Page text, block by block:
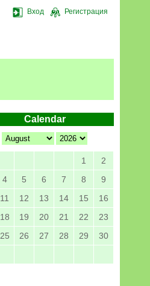
Вход Регистрация
Calendar
1
2
4 5 6 7 8
9
11 12 13 14 15
16
18 19 20 21 22
23
25 26 27 28 29
30